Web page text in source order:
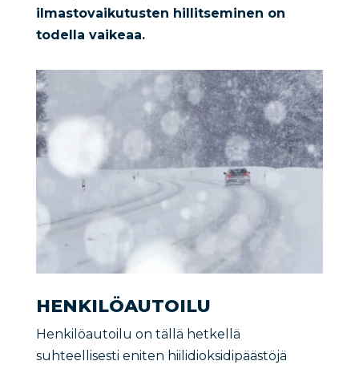
ilmastovaikutusten hillitseminen on
todella vaikeaa.
HENKILÖAUTOILU
Henkilöautoilu on tällä hetkellä
suhteellisesti eniten hiilidioksidipäästöjä